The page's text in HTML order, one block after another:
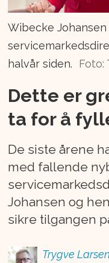
Wibecke
halvår siden.
Foto:
Dette er
ta for å
De siste årene
med fallende
Johansen og
sikre tilgangen
Trygve Larsen